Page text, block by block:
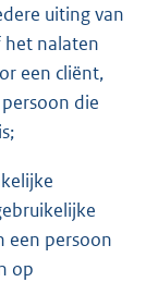
uiting van
het nalaten
een cliënt,
die
een persoon
op